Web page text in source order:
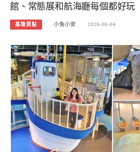
館、常態展和航海廳每個都好玩
基隆景點 小兔小安 2026-06-04